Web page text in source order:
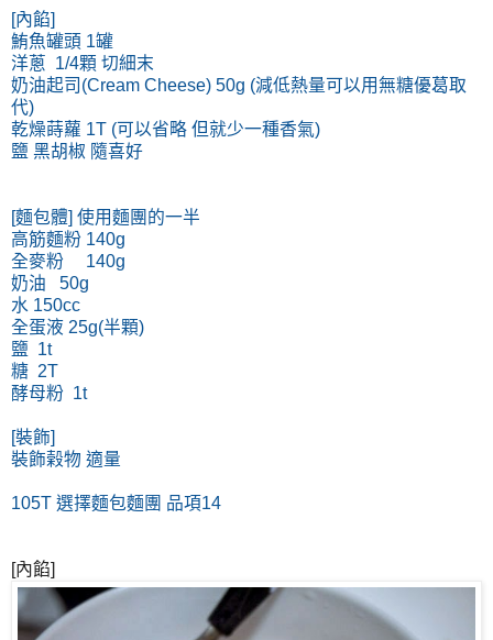
[內餡]
鮪魚罐頭 1罐
洋蔥 1/4顆 切細末
奶油起司(Cream Cheese) 50g (減低熱量可以用無糖優葛取
代)
乾燥蒔蘿 1T (可以省略 但就少一種香氣)
鹽 黑胡椒 隨喜好
[麵包體] 使用麵團的一半
高筋麵粉 140g
全麥粉 140g
奶油 50g
水 150cc
全蛋液 25g(半顆)
鹽 1t
糖 2T
酵母粉 1t
[裝飾]
裝飾榖物 適量
105T 選擇麵包麵團 品項14
[內餡]